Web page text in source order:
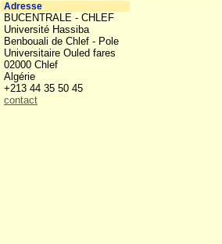
Adresse
BUCENTRALE - CHLEF
Université Hassiba
Benbouali de Chlef - Pole
Universitaire Ouled fares
02000 Chlef
Algérie
+213 44 35 50 45
contact